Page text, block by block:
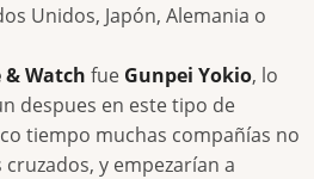
Unidos, Japón, Alemania o
& Watch fue Gunpei Yokio, lo
despues en este tipo de
tiempo muchas compañías no
y empezarían a